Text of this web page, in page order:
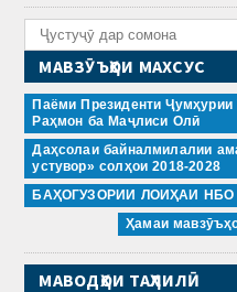
МАВЗӮЪҲОИ МАХСУС
Паёми Президенти Ҷумҳурии
Раҳмон ба Маҷлиси Олӣ
Даҳсолаи байналмилалии
устувор» солҳои 2018-2028
БАҲОГУЗОРИИ ЛОИҲАИ НБО
Ҳамаи
МАВОДҲОИ ТАҲЛИЛӢ